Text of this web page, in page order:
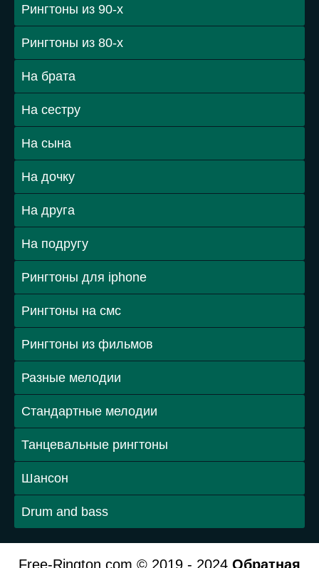
Рингтоны из 90-х
Рингтоны из 80-х
На брата
На сестру
На сына
На дочку
На друга
На подругу
Рингтоны для iphone
Рингтоны на смс
Рингтоны из фильмов
Разные мелодии
Стандартные мелодии
Танцевальные рингтоны
Шансон
Drum and bass
Free-Rington.com © 2019 - 2024 Обратная